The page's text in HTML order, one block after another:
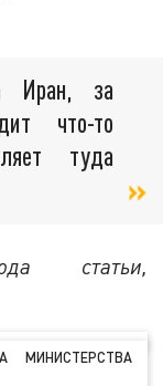
Иран, за
что-то
туда
статьи,
МИНИСТЕРСТВА